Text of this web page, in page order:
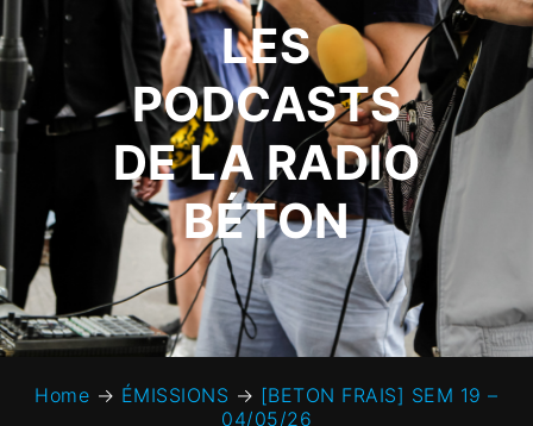
LES
PODCASTS
DE LA RADIO
BÉTON
Home → ÉMISSIONS → [BETON FRAIS] SEM 19 –
04/05/26